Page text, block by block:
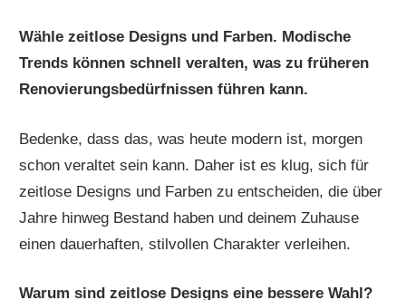
Wähle zeitlose Designs und Farben. Modische
Trends können schnell veralten, was zu früheren
Renovierungsbedürfnissen führen kann.
Bedenke, dass das, was heute modern ist, morgen
schon veraltet sein kann. Daher ist es klug, sich für
zeitlose Designs und Farben zu entscheiden, die über
Jahre hinweg Bestand haben und deinem Zuhause
einen dauerhaften, stilvollen Charakter verleihen.
Warum sind zeitlose Designs eine bessere Wahl?